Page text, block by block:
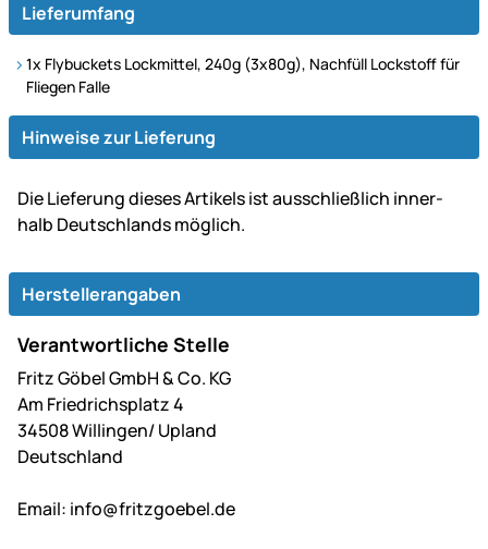
Lieferumfang
1x Flybuckets Lockmittel, 240g (3x80g), Nachfüll Lockstoff für
Fliegen Falle
Hinweise zur Lieferung
Die Lie­fe­rung dieses Artikels ist aus­schließ­lich inner­
halb Deutsch­lands möglich.
Herstellerangaben
Verantwortliche Stelle
Fritz Göbel GmbH & Co. KG
Am Friedrichsplatz 4
34508 Willingen/ Upland
Deutschland
Email: info@fritzgoebel.de